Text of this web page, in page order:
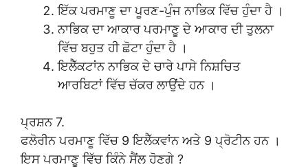
ਇੱਕ ਪਰਮਾਣੂ ਦਾ ਪੂਰਣ-ਪੁੰਜ ਨਾਭਿਕ ਵਿੱਚ ਹੁੰਦਾ ਹੈ ।
ਨਾਭਿਕ ਦਾ ਆਕਾਰ ਪਰਮਾਣੂ ਦੇ ਆਕਾਰ ਦੀ ਤੁਲਨਾ
ਵਿੱਚ ਬਹੁਤ ਹੀ ਛੋਟਾ ਹੁੰਦਾ ਹੈ ।
ਇਲੈੱਕਟਾਂਨ ਨਾਭਿਕ ਦੇ ਚਾਰੇ ਪਾਸੇ ਨਿਸ਼ਚਿਤ
ਆਰਬਿਟਾਂ ਵਿੱਚ ਚੱਕਰ ਲਾਉਂਦੇ ਹਨ ।
ਪ੍ਰਸ਼ਨ 7.
ਫਲੋਰੀਨ ਪਰਮਾਣੂ ਵਿੱਚ 9 ਇਲੈੱਕਵਾਂਨ ਅਤੇ 9 ਪ੍ਰੋਟੀਨ ਹਨ ।
ਇਸ ਪਰਮਾਣੂ ਵਿੱਚ ਕਿੰਨੇ ਸੈਂਲ ਹੋਣਗੇ ?